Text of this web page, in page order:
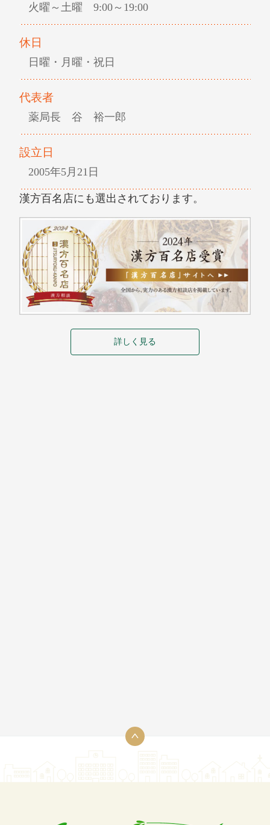
火曜～土曜 9:00～19:00
休日
日曜・月曜・祝日
代表者
薬局長 谷 裕一郎
設立日
2005年5月21日
漢方百名店にも選出されております。
詳しく見る